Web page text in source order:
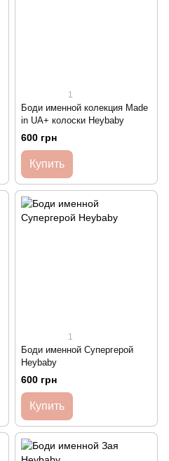
1
Боди именной колекция Made
in UA+ колоски Heybaby
600 грн
Купить
1
Боди именной Супергерой
Heybaby
600 грн
Купить